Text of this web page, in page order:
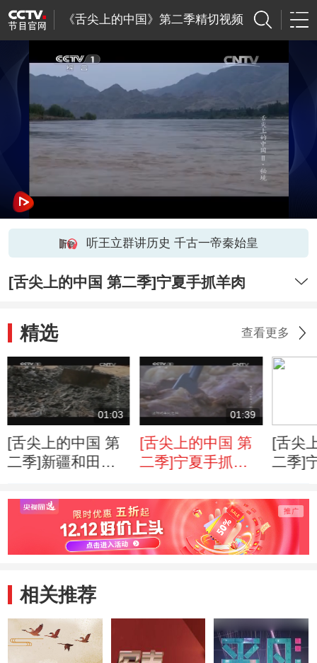
《舌尖上的中国》第二季精切视频
听王立群讲历史 千古一帝秦始皇
[舌尖上的中国 第二季]宁夏手抓羊肉
精选 查看更多
01:03
[舌尖上的中国 第
二季]新疆和田羊
01:39
[舌尖上的中国 第
二季]宁夏手抓羊
[舌尖
二季]
相关推荐